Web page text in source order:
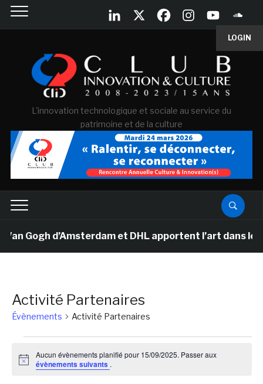
LOGIN
L'innovation technologique et sociale au service du
patrimoine et de la culture
Gogh d’Amsterdam et DHL apportent l’art dans
Activité Partenaires
Évènements Activité Partenaires
for
Notice
Aucun évènements planifié pour 15/09/2025. Passer aux
évènements suivants .